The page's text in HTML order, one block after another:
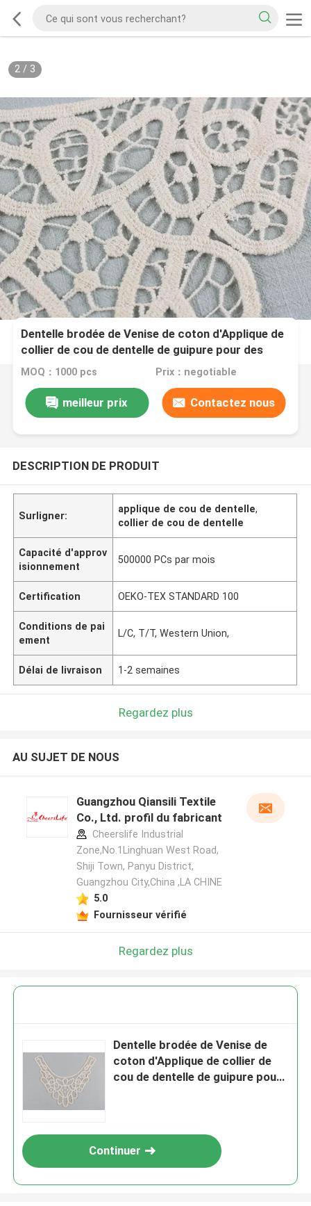
2/ 3
Dentelle brodée de Venise de coton d'Applique de
collier de cou de dentelle de guipure pour des
robes de mode
MOQ：1000 pcs Prix：negotiable
meilleur prix Contactez nous
DESCRIPTION DE PRODUIT
Surligner:
applique de cou de dentelle,
collier de cou de dentelle
Capacité d'approv
isionnement
500000 PCs par mois
Certification OEKO-TEX STANDARD 100
Conditions de pai
ement
L/C, T/T, Western Union,
Délai de livraison 1-2 semaines
Regardez plus
AU SUJET DE NOUS
Guangzhou Qiansili Textile
Co., Ltd. profil du fabricant
Cheerslife Industrial
Zone,No.1Linghuan West Road,
Shiji Town, Panyu District,
Guangzhou City,China ,LA CHINE
5.0
Fournisseur vérifié
Regardez plus
Dentelle brodée de Venise de
coton d'Applique de collier de
cou de dentelle de guipure pour
Continuer